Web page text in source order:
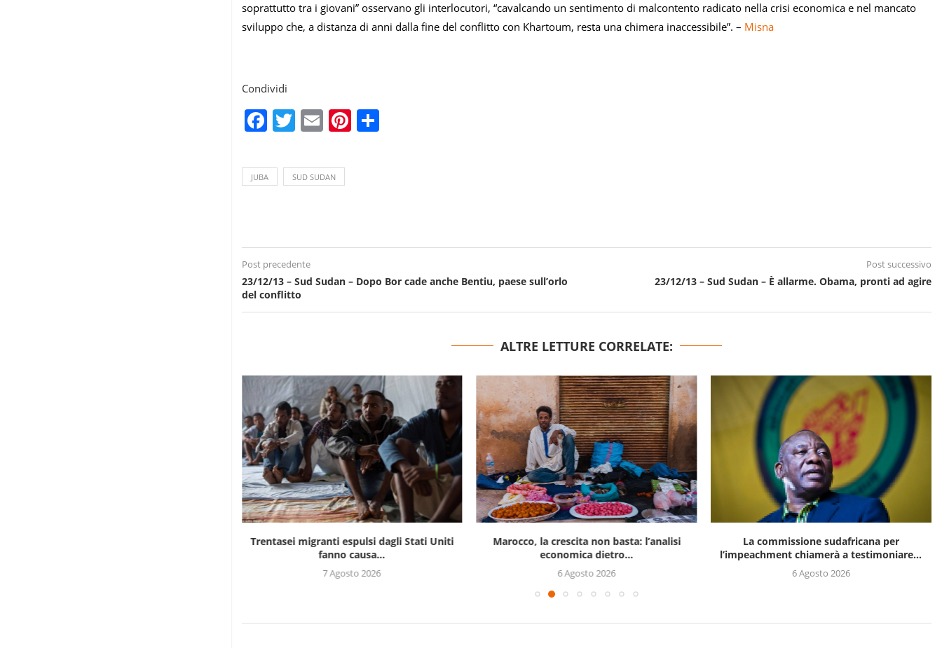
soprattutto tra i giovani” osservano gli interlocutori, “cavalcando un sentimento di malcontento radicato nella crisi economica e nel mancato
sviluppo che, a distanza di anni dalla fine del conflitto con Khartoum, resta una chimera inaccessibile”. – Misna
Condividi
Facebook
Twitter
EmailPinterest
JUBA SUD SUDAN
Post precedente
23/12/13 – Sud Sudan – Dopo Bor cade anche Bentiu, paese sull’orlo
del conflitto
Post successivo
23/12/13 – Sud Sudan – È allarme. Obama, pronti ad agire
ALTRE LETTURE CORRELATE:
Trentasei migranti espulsi dagli Stati Uniti
fanno causa...
7 Agosto 2026
Marocco, la crescita non basta: l’analisi
economica dietro...
6 Agosto 2026
La commissione sudafricana per
l’impeachment chiamerà a testimoniare...
6 Agosto 2026